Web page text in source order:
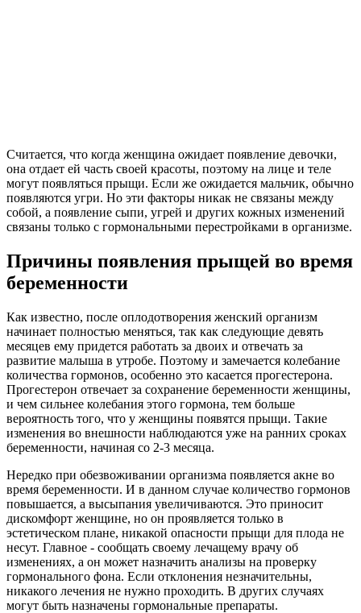
Считается, что когда женщина ожидает появление девочки,
она отдает ей часть своей красоты, поэтому на лице и теле
могут появляться прыщи. Если же ожидается мальчик, обычно
появляются угри. Но эти факторы никак не связаны между
собой, а появление сыпи, угрей и других кожных изменений
связаны только с гормональными перестройками в организме.
Причины появления прыщей во время
беременности
Как известно, после оплодотворения женский организм
начинает полностью меняться, так как следующие девять
месяцев ему придется работать за двоих и отвечать за
развитие малыша в утробе. Поэтому и замечается колебание
количества гормонов, особенно это касается прогестерона.
Прогестерон отвечает за сохранение беременности женщины,
и чем сильнее колебания этого гормона, тем больше
вероятность того, что у женщины появятся прыщи. Такие
изменения во внешности наблюдаются уже на ранних сроках
беременности, начиная со 2-3 месяца.
Нередко при обезвоживании организма появляется акне во
время беременности. И в данном случае количество гормонов
повышается, а высыпания увеличиваются. Это приносит
дискомфорт женщине, но он проявляется только в
эстетическом плане, никакой опасности прыщи для плода не
несут. Главное - сообщать своему лечащему врачу об
изменениях, а он может назначить анализы на проверку
гормонального фона. Если отклонения незначительны,
никакого лечения не нужно проходить. В других случаях
могут быть назначены гормональные препараты.